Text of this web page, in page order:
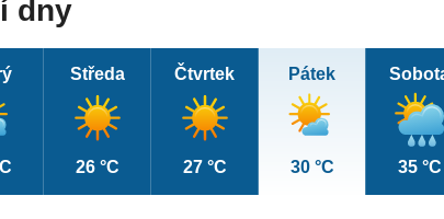
dny
Středa
26 °C
Čtvrtek
27 °C
Pátek
30 °C 35 °C